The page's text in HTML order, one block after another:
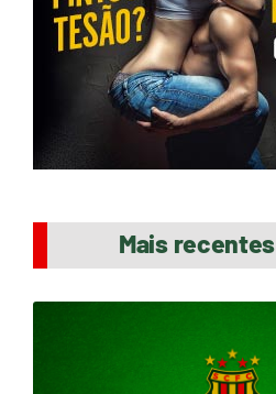
Mais recentes